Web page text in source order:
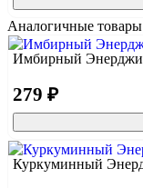
Аналогичные товары
Имбирный
279 ₽
Куркуминный